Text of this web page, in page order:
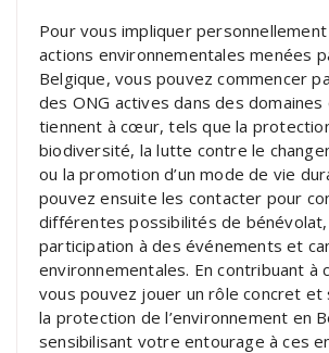
Pour vous impliquer
actions environnementales menées
Belgique, vous pouvez commencer
des ONG actives dans des domaines
tiennent à cœur, tels que la
biodiversité, la lutte contre le
ou la promotion d’un mode de vie
pouvez ensuite les contacter pour
différentes possibilités de
participation à des événements et
environnementales. En contribuant à
vous pouvez jouer un rôle concret et
la protection de l’environnement en
sensibilisant votre entourage à ces